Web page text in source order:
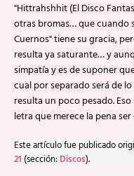
"Hittrahshhit (El Disco
otras bromas… que cuando
Cuernos" tiene su gracia,
resulta ya saturante… y
simpatía y es de suponer
cual por separado será de
resulta un poco pesado.
letra que merece la pena
Este artículo fue publicado
21 (sección: Discos).